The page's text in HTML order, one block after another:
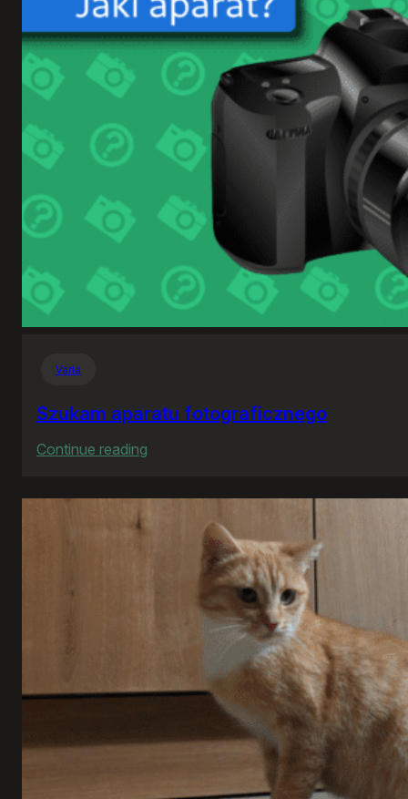
Varia
Szukam aparatu fotograficznego
Continue reading
aparatu
fotograficznego